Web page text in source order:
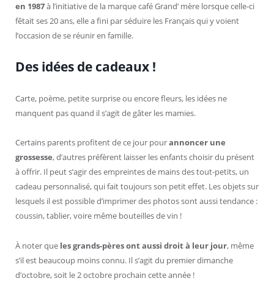
en 1987à l’initiative de la marque café Grand’ mère lorsque celle-ci
fêtait ses 20 ans, elle a fini par séduire les Français qui y voient
l’occasion de se réunir en famille.
Des idées de cadeaux !
Carte, poème, petite surprise ou encore fleurs, les idées ne
manquent pas quand il s’agit de gâter les mamies.
Certains parents profitent de ce jour pourannoncer une
grossesse, d’autres préfèrent laisser les enfants choisir du présent
à offrir. Il peut s’agir des empreintes de mains des tout-petits, un
cadeau personnalisé, qui fait toujours son petit effet. Les objets sur
lesquels il est possible d’imprimer des photos sont aussi tendance :
coussin, tablier, voire même bouteilles de vin !
À noter que les grands-pères ont aussi droit à leur jour, même
s’il est beaucoup moins connu. Il s’agit du premier dimanche
d’octobre, soit le 2 octobre prochain cette année !